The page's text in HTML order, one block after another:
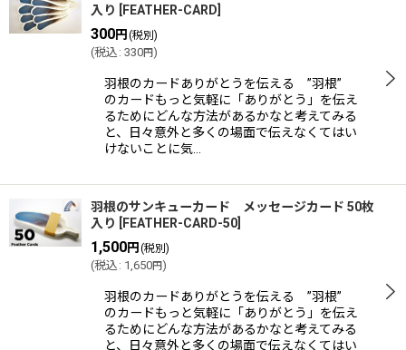
入り
FEATHER-CARD
300円 (税別)
(税込 : 330円)
羽根のカードありがとうを伝える ”羽根”
のカードもっと気軽に「ありがとう」を伝え
るためにどんな方法があるかなと考えてみる
と、日々意外と多くの場面で伝えなくてはい
けないことに気…
羽根のサンキューカード メッセージカード 50枚
入り
FEATHER-CARD-50
1,500円 (税別)
(税込 : 1,650円)
羽根のカードありがとうを伝える ”羽根”
のカードもっと気軽に「ありがとう」を伝え
るためにどんな方法があるかなと考えてみる
と、日々意外と多くの場面で伝えなくてはい